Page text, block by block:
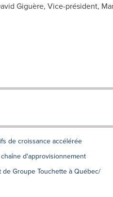
Giguère, Vice-président,
de croissance accélérée
d'approvisionnement
Groupe Touchette à Québec/